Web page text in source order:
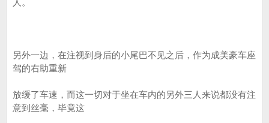
人。
另外一边，在注视到身后的小尾巴不见之后，作为成美豪车座
驾的右助重新
放缓了车速，而这一切对于坐在车内的另外三人来说都没有注
意到丝毫，毕竟这